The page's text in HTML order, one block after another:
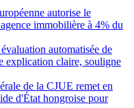
autorise le
immobilière à 4% du
automatisée de
explication claire, souligne
de la CJUE remet en
d'État hongroise pour